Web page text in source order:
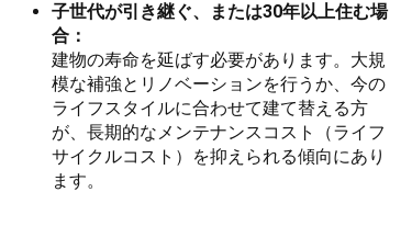
子世代が引き継ぐ、または30年以上住む場
合：
建物の寿命を延ばす必要があります。大規
模な補強とリノベーションを行うか、今の
ライフスタイルに合わせて建て替える方
が、長期的なメンテナンスコスト（ライフ
サイクルコスト）を抑えられる傾向にあり
ます。